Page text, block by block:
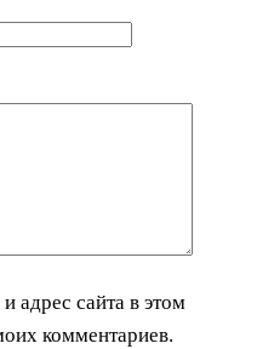
адрес сайта в этом
комментариев.